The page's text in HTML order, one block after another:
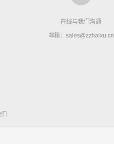
在线与我们沟通
邮箱：sales@zzhaixu.cn